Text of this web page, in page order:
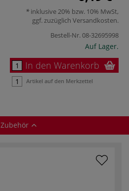
inklusive 20% bzw. 10% MwSt,
ggf. zuzüglich Versandkosten.
Bestell-Nr.08-32695998
Auf Lager.
In den Warenkorb
Artikel auf den Merkzettel
Zubehör